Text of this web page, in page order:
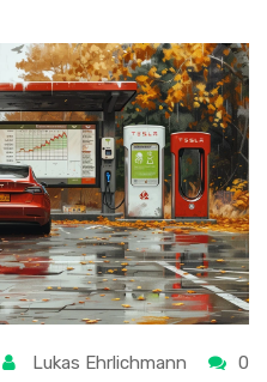
wie es eine Rolle in
Lukas Ehrlichmann 0